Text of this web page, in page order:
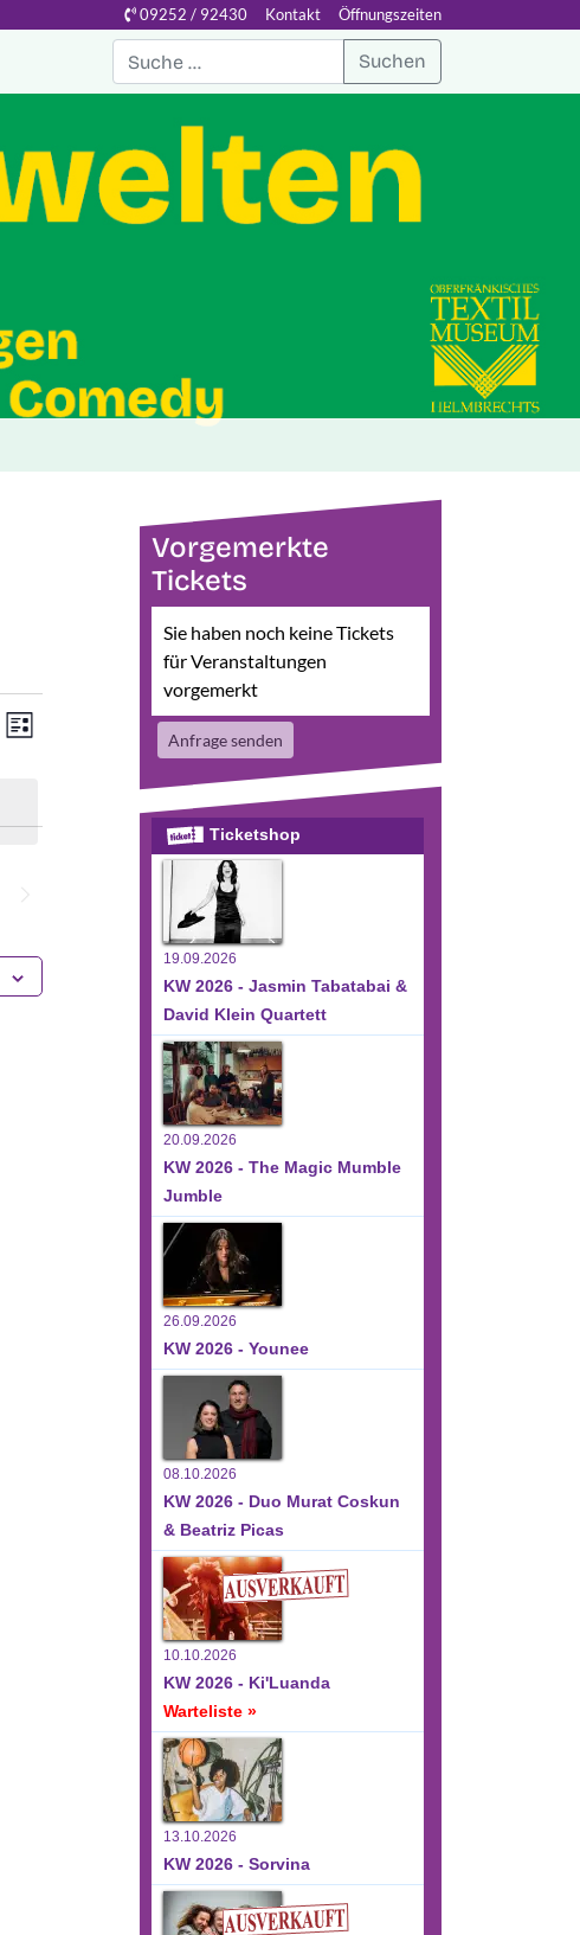
09252 / 92430 Kontakt Öffnungszeiten
Suchen
Ansichten-
Navigation
Veranstaltung
Ansichten-
Navigation
Liste
Vorgemerkte
Tickets
Sie haben noch keine Tickets
für Veranstaltungen
vorgemerkt
Anfrage senden
Ticketshop
19.09.2026
KW 2026 - Jasmin Tabatabai &
David Klein Quartett
20.09.2026
KW 2026 - The Magic Mumble
Jumble
26.09.2026
KW 2026 - Younee
08.10.2026
KW 2026 - Duo Murat Coskun
& Beatriz Picas
10.10.2026
KW 2026 - Ki'Luanda
Warteliste »
13.10.2026
KW 2026 - Sorvina